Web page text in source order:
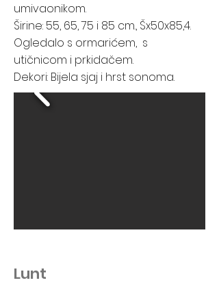
umivaonikom.
Širine: 55, 65, 75 i 85 cm., Šx50x85,4.
Ogledalo s ormarićem, s
utičnicom i prkidačem.
Dekori: Bijela sjaj i hrst sonoma.
Lunt